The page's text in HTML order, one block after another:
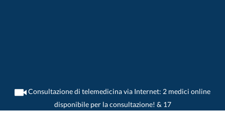
Consultazione di telemedicina via Internet: 2 medici online
disponibile per la consultazione! & 17
>Psichiatra>Lugano>Dr. Gea Besso-Sgarbossa>Practica di Dr. Gea Besso-